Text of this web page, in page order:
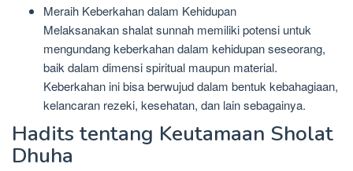
Meraih Keberkahan dalam Kehidupan
Melaksanakan shalat sunnah memiliki potensi untuk
mengundang keberkahan dalam kehidupan seseorang,
baik dalam dimensi spiritual maupun material.
Keberkahan ini bisa berwujud dalam bentuk kebahagiaan,
kelancaran rezeki, kesehatan, dan lain sebagainya.
Hadits tentang Keutamaan Sholat
Dhuha